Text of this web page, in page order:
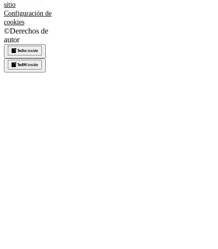
sitio
Configuración de
cookies
©Derechos de
autor